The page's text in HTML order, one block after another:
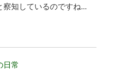
知しているのですね...
日常